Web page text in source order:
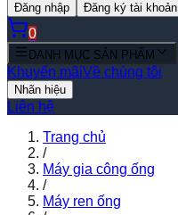
Đăng nhập
Đăng ký tài khoản
0
DANH MỤC SẢN PHẨM
Khuyến mãiVề chúng tôi
Nhãn hiệu
Liên hệ
Trang chủ
/
Máy gia công ống
/
Máy ren ống